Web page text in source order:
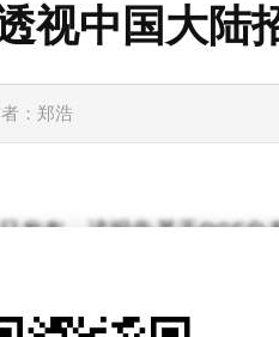
视中国大陆
：郑浩
发布，该报告基于RGF
利趋势及五大行业薪资